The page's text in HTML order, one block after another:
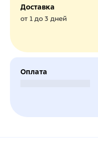
Доставка
от 1 до 3 дней
Оплата